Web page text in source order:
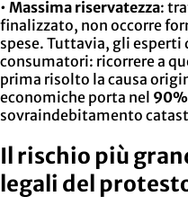
• Massima riservatezza:
finalizzato, non occorre
spese. Tuttavia, gli
consumatori: ricorrere a
prima risolto la causa
economiche porta nel 90%
sovraindebitamento
Il rischio più
legali del